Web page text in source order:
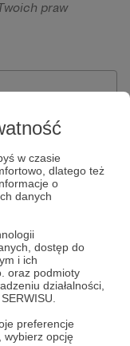
w czasie
dlatego też
o
danych
dostęp do
i ich
oraz podmioty
działalności,
preferencje
wybierz opcję
zawartej z Tobą, w
oraz
oraz
praw
o ochronie
Twoich danych
możliwa
"Zgodna na
formularz
serwisu oraz